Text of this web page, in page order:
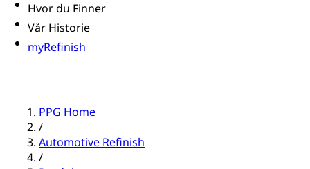
Hvor du Finner
Vår Historie
myRefinish
PPG Home
/
Automotive Refinish
/